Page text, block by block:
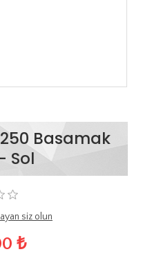
Basamak
Sol
siz olun
₺